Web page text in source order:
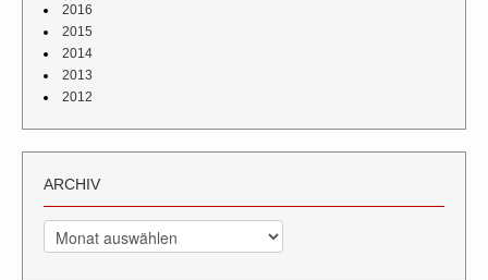
2016
2015
2014
2013
2012
ARCHIV
Archiv